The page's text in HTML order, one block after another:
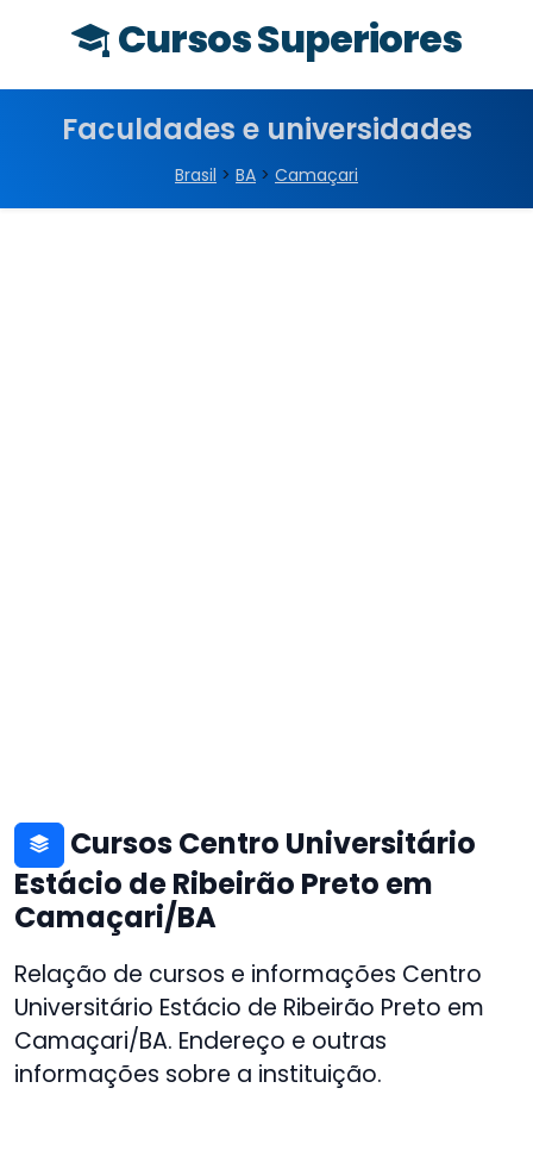
Cursos Superiores
Faculdades e universidades
Brasil > BA > Camaçari
Cursos Centro Universitário
Estácio de Ribeirão Preto em
Camaçari/BA
Relação de cursos e informações Centro
Universitário Estácio de Ribeirão Preto em
Camaçari/BA. Endereço e outras
informações sobre a instituição.